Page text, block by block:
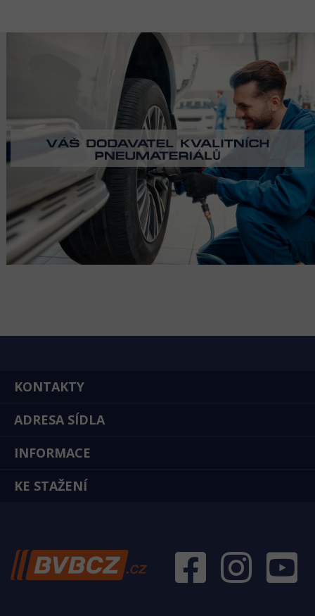
KONTAKTY
ADRESA SÍDLA
INFORMACE
KE STAŽENÍ